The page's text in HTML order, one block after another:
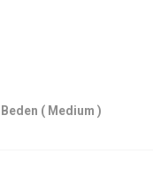
( Medium )